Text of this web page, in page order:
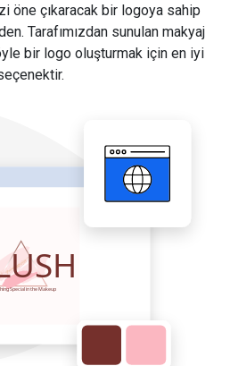
öne çıkaracak bir logoya sahip
Tarafımızdan sunulan makyaj
bir logo oluşturmak için en iyi